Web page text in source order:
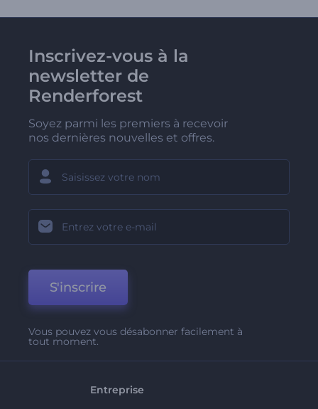
Inscrivez-vous à la
newsletter de
Renderforest
Soyez parmi les premiers à recevoir
nos dernières nouvelles et offres.
S'inscrire
Vous pouvez vous désabonner facilement à
tout moment.
Entreprise